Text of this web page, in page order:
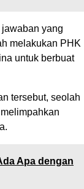
yang
melakukan PHK
untuk berbuat
tersebut, seolah
Apa dengan